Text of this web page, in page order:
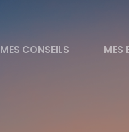
MES CONSEILS MES